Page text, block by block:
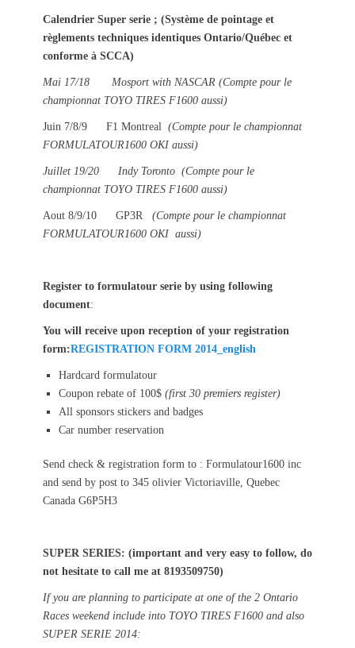
Calendrier Super serie ; (Système de pointage et
règlements techniques identiques Ontario/Québec et
conforme à SCCA)
Mai 17/18 Mosport with NASCAR (Compte pour le
championnat TOYO TIRES F1600 aussi)
Juin 7/8/9 F1 Montreal (Compte pour le championnat
FORMULATOUR1600 OKI aussi)
Juillet 19/20 Indy Toronto (Compte pour le
championnat TOYO TIRES F1600 aussi)
Aout 8/9/10 GP3R
(Compte pour le championnat
FORMULATOUR1600 OKI aussi)
Register to formulatour serie by using following
document:
You will receive upon reception of your registration
form:REGISTRATION FORM 2014_english
Hardcard formulatour
Coupon rebate of 100$ (first 30 premiers register)
All sponsors stickers and badges
Car number reservation
Send check & registration form to : Formulatour1600 inc
and send by post to 345 olivier Victoriaville, Quebec
Canada G6P5H3
SUPER SERIES: (important and very easy to follow, do
not hesitate to call me at 8193509750)
If you are planning to participate at one of the 2 Ontario
Races weekend include into TOYO TIRES F1600 and also
SUPER SERIE 2014: